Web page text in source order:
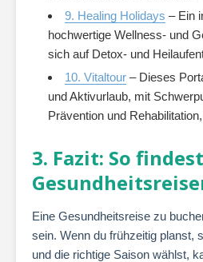
9. Healing Holidays – Ein
hochwertige Wellness- und
sich auf Detox- und
10. Vitaltour – Dieses
und Aktivurlaub, mit
Prävention und
3. Fazit: So
Eine Gesundheitsreise zu
sein. Wenn du frühzeitig planst,
und die richtige Saison wählst,